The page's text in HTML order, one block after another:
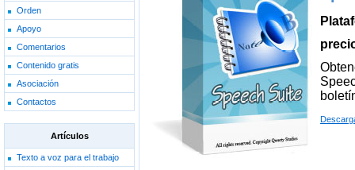
Orden
Apoyo
Comentarios
Contenido gratis
Asociación
Contactos
Artículos
Texto a voz para el trabajo